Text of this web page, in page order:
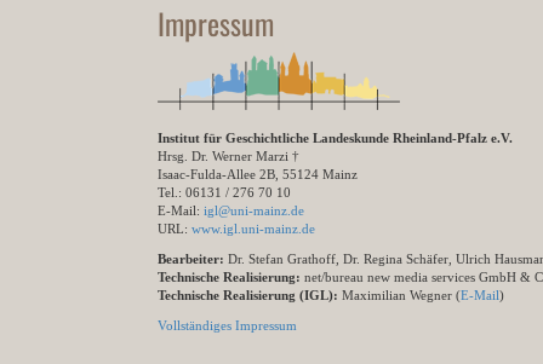
Impressum
Institut für Geschichtliche Landeskunde Rheinland-Pfalz e.V.
Hrsg. Dr. Werner Marzi †
Isaac-Fulda-Allee 2B, 55124 Mainz
Tel.: 06131 / 276 70 10
E-Mail: igl@uni-mainz.de
URL: www.igl.uni-mainz.de
Bearbeiter: Dr. Stefan Grathoff, Dr. Regina Schäfer, Ulrich
Technische Realisierung: net/bureau new media services GmbH &
Technische Realisierung (IGL): Maximilian Wegner (E-Mail)
Vollständiges Impressum